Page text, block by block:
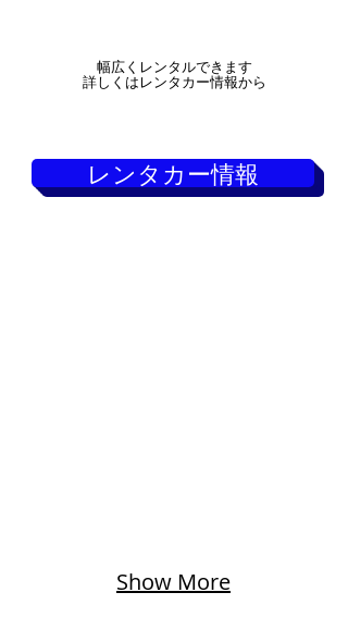
幅広くレンタルできます
詳しくはレンタカー情報から
レンタカー情報
Show More